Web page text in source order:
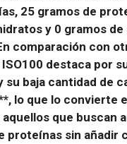
25 gramos de
y 0 gramos
comparación con
destaca por
su baja cantidad de
lo que lo convierte
aquellos que buscan
proteínas sin añadir